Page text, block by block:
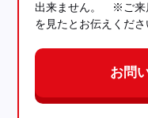
出来ません。 ※ご来
を見たとお伝えくださ
お問